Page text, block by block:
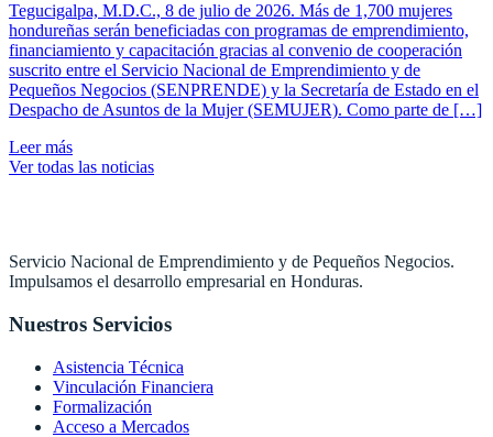
Tegucigalpa, M.D.C., 8 de julio de 2026. Más de 1,700 mujeres
hondureñas serán beneficiadas con programas de emprendimiento,
financiamiento y capacitación gracias al convenio de cooperación
suscrito entre el Servicio Nacional de Emprendimiento y de
Pequeños Negocios (SENPRENDE) y la Secretaría de Estado en el
Despacho de Asuntos de la Mujer (SEMUJER). Como parte de […]
Leer más
Ver todas las noticias
Servicio Nacional de Emprendimiento y de Pequeños Negocios.
Impulsamos el desarrollo empresarial en Honduras.
Nuestros Servicios
Asistencia Técnica
Vinculación Financiera
Formalización
Acceso a Mercados